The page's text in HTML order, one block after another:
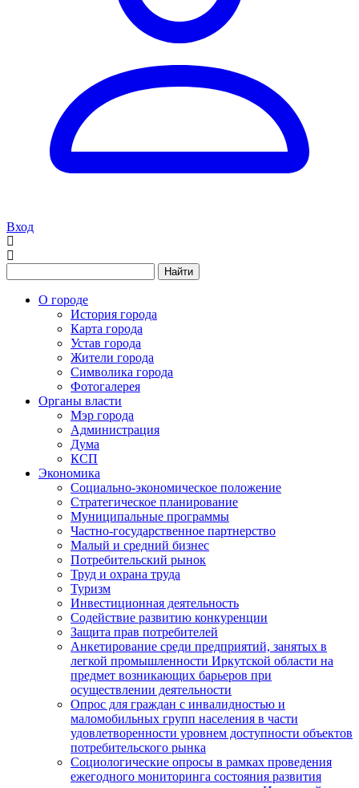
Вход
Найти
О городе
История города
Карта города
Устав города
Жители города
Символика города
Фотогалерея
Органы власти
Мэр города
Администрация
Дума
КСП
Экономика
Социально-экономическое положение
Стратегическое планирование
Муниципальные программы
Частно-государственное партнерство
Малый и средний бизнес
Потребительский рынок
Труд и охрана труда
Туризм
Инвестиционная деятельность
Содействие развитию конкуренции
Защита прав потребителей
Анкетирование среди предприятий, занятых в
легкой промышленности Иркутской области на
предмет возникающих барьеров при
осуществлении деятельности
Опрос для граждан с инвалидностью и
маломобильных групп населения в части
удовлетворенности уровнем доступности объектов
потребительского рынка
Социологические опросы в рамках проведения
ежегодного мониторинга состояния развития